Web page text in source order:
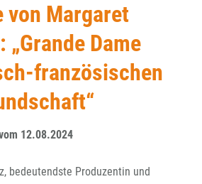
von Margaret
„Grande Dame
französischen
12.08.2024
bedeutendste Produzentin und